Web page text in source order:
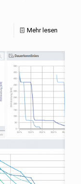
Mehr lesen